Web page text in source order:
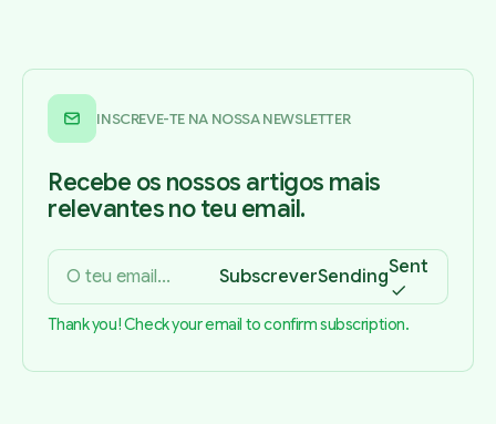
INSCREVE-TE NA NOSSA NEWSLETTER
Recebe os nossos artigos mais
relevantes no teu email.
SubscreverSendingSent
Thank you! Check your email to confirm subscription.